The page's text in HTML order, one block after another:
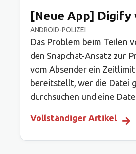
[Neue App]
ANDROID-POLIZEI
Das Problem beim Teilen
den Snapchat-Ansatz zur
vom Absender ein
bereitstellt, wer die Datei
durchsuchen und eine
Vollständiger Artikel